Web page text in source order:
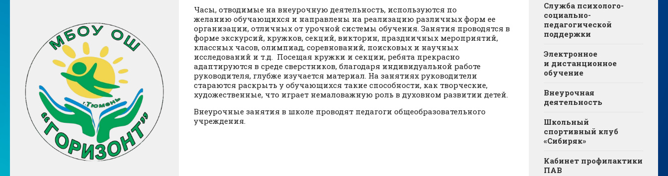
Часы, отводимые на внеурочную деятельность, используются по
желанию обучающихся и направлены на реализацию различных форм ее
организации, отличных от урочной системы обучения. Занятия проводятся в
форме экскурсий, кружков, секций, викторин, праздничных мероприятий,
классных часов, олимпиад, соревнований, поисковых и научных
исследований и т.д. Посещая кружки и секции, ребята прекрасно
адаптируются в среде сверстников, благодаря индивидуальной работе
руководителя, глубже изучается материал. На занятиях руководители
стараются раскрыть у обучающихся такие способности, как творческие,
художественные, что играет немаловажную роль в духовном развитии детей.
Внеурочные занятия в школе проводят педагоги общеобразовательного
учреждения.
Служба психолого-
социально-
педагогической
поддержки
Электронное
и дистанционное
обучение
Внеурочная
деятельность
Школьный
спортивный клуб
«Сибиряк»
Кабинет профилактики
ПАВ